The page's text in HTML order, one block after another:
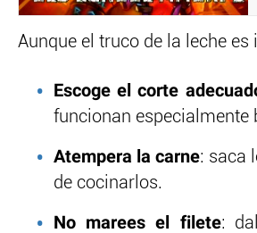
Aunque el truco de la leche
Escoge el corte
funcionan especialmente
Atempera la carne: saca
de cocinarlos.
No marees el filete: